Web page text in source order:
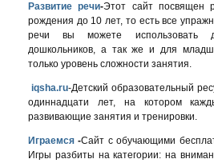
Развитие речи-Этот сайт посвящен
рождения до 10 лет, то есть все
речи вы можете использовать
дошкольников, а так же и для
только уровень сложности занятия.
iqsha.ru-Детский образовательный
одиннадцати лет, на котором
развивающие занятия и тренировки​.
Играемся -Сайт с обучающими
Игры разбиты на категории: на